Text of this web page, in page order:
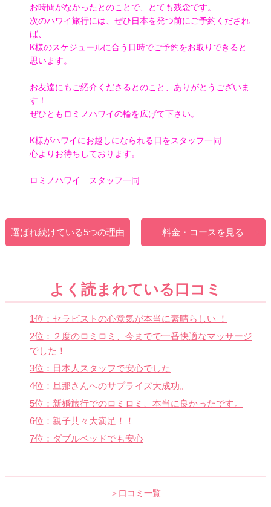
お時間がなかったとのことで、とても残念です。
次のハワイ旅行には、ぜひ日本を発つ前にご予約くだされ
ば、
K様のスケジュールに合う日時でご予約をお取りできると
思います。
お友達にもご紹介くださるとのこと、ありがとうございま
す！
ぜひともロミノハワイの輪を広げて下さい。
K様がハワイにお越しになられる日をスタッフ一同
心よりお待ちしております。
ロミノハワイ スタッフ一同
選ばれ続けている5つの理由 料金・コースを見る
よく読まれている口コミ
1位：セラピストの心意気が本当に素晴らしい ！
2位：２度のロミロミ、今までで一番快適なマッサージ
でした！
3位：日本人スタッフで安心でした
4位：旦那さんへのサプライズ大成功。
5位：新婚旅行でのロミロミ、本当に良かったです。
6位：親子共々大満足！！
7位：ダブルベッドでも安心
＞口コミ一覧